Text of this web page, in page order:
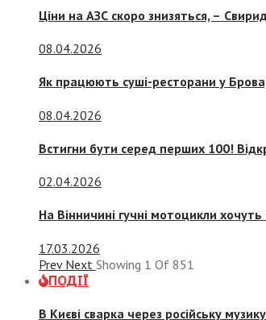
Ціни на АЗС скоро знизяться, –
08.04.2026
Як працюють суші-ресторани у
08.04.2026
Встигни бути серед перших 100!
02.04.2026
На Вінничині гучні мотоцикли
17.03.2026
Prev Next Showing 1 Of 851
ПОДІЇ
В Києві сварка через російську